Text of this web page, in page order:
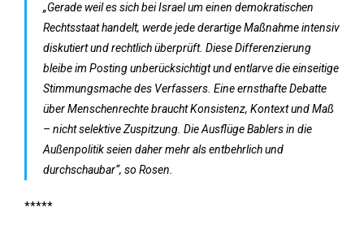
„Gerade weil es sich bei Israel um einen demokratischen
Rechtsstaat handelt, werde jede derartige Maßnahme intensiv
diskutiert und rechtlich überprüft. Diese Differenzierung
bleibe im Posting unberücksichtigt und entlarve die einseitige
Stimmungsmache des Verfassers. Eine ernsthafte Debatte
über Menschenrechte braucht Konsistenz, Kontext und Maß
– nicht selektive Zuspitzung. Die Ausflüge Bablers in die
Außenpolitik seien daher mehr als entbehrlich und
durchschaubar“, so Rosen.
*****